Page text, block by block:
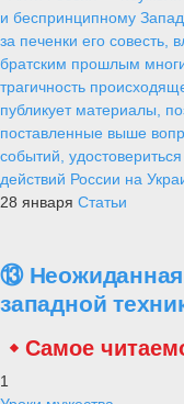
и беспринципному
за печенки его совесть,
братским прошлым
трагичность
публикует материалы,
поставленные выше
событий,
действий России на
28 января Статьи
⑬ Неожиданная
западной
Самое
1